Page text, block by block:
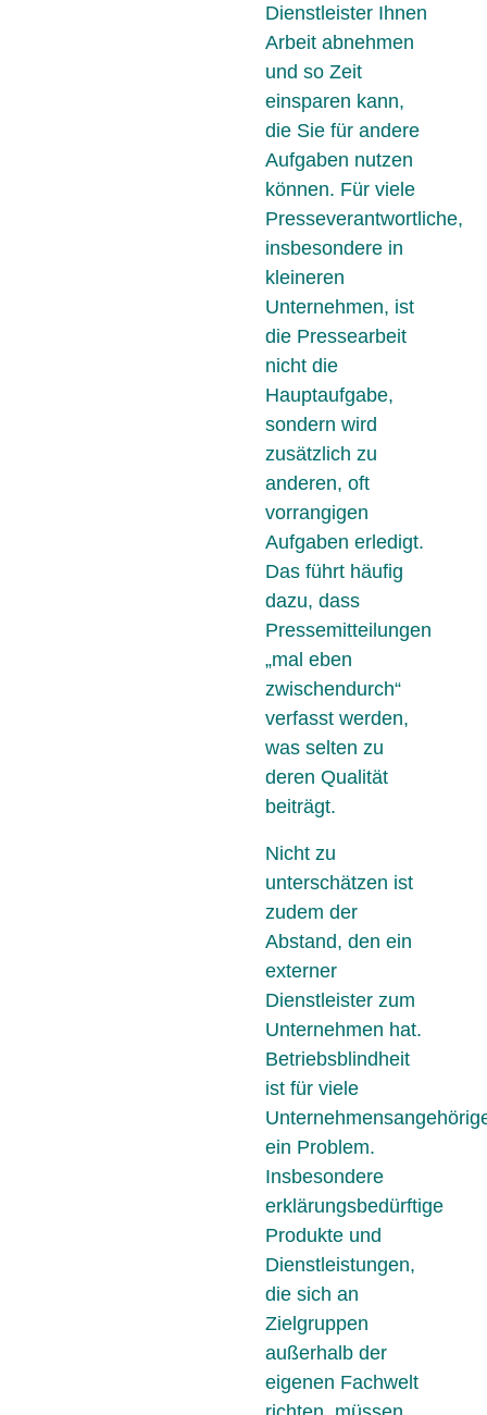
Dienstleister Ihnen
Arbeit abnehmen
und so Zeit
einsparen kann,
die Sie für andere
Aufgaben nutzen
können. Für viele
Presseverantwortliche,
insbesondere in
kleineren
Unternehmen, ist
die Pressearbeit
nicht die
Hauptaufgabe,
sondern wird
zusätzlich zu
anderen, oft
vorrangigen
Aufgaben erledigt.
Das führt häufig
dazu, dass
Pressemitteilungen
„mal eben
zwischendurch“
verfasst werden,
was selten zu
deren Qualität
beiträgt.
Nicht zu
unterschätzen ist
zudem der
Abstand, den ein
externer
Dienstleister zum
Unternehmen hat.
Betriebsblindheit
ist für viele
ein Problem.
Insbesondere
erklärungsbedürftige
Produkte und
Dienstleistungen,
die sich an
Zielgruppen
außerhalb der
eigenen Fachwelt